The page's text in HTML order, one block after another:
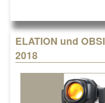
ELATION und
2018